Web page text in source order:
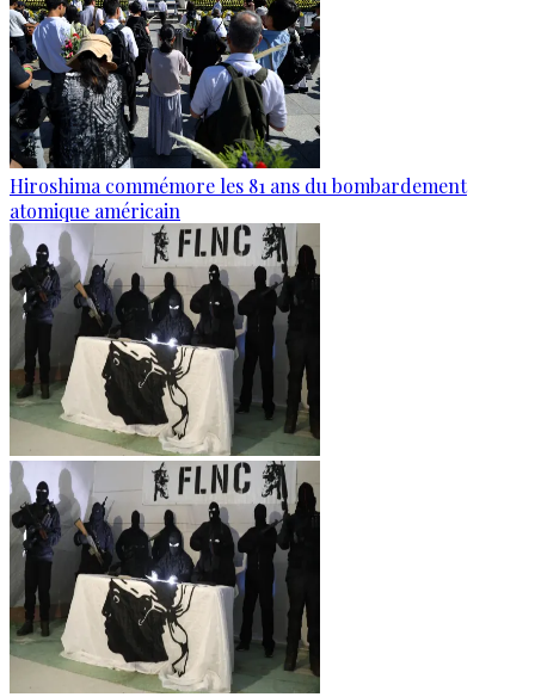
Hiroshima commémore les 81 ans du bombardement
atomique américain